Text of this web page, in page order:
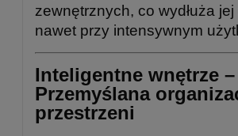
zewnętrznych, co wydłuża
nawet przy intensywnym
Inteligentne wnętrze –
Przemyślana
przestrzeni